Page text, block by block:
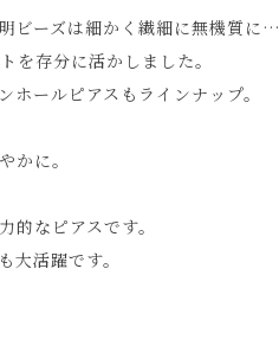
ビーズは細かく繊細に無機質に…
を存分に活かしました。
ールピアスもラインナップ。
かに。
なピアスです。
活躍です。